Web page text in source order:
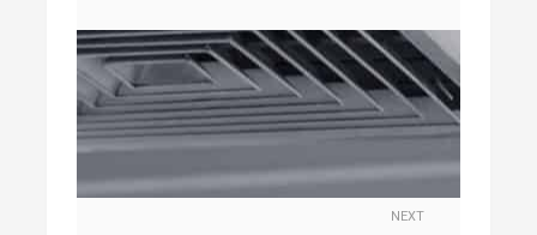
NEXT